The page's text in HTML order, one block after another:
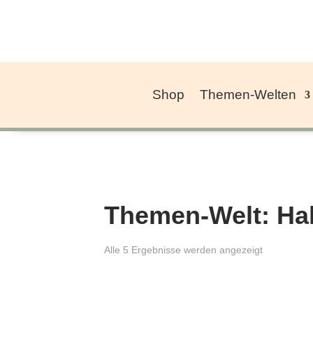
Shop Themen-Welten
Themen-Welt:
Alle 5 Ergebnisse werden angezeigt